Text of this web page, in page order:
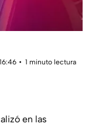
1 minuto lectura
en las